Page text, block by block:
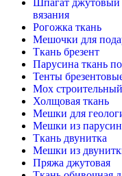
вязания
Рогожка ткань
Мешочки для
Ткань брезент
Парусина ткань
Тенты
Мох
Холщовая ткань
Мешки для
Мешки из
Ткань двунитка
Мешки из
Пряжа джутовая